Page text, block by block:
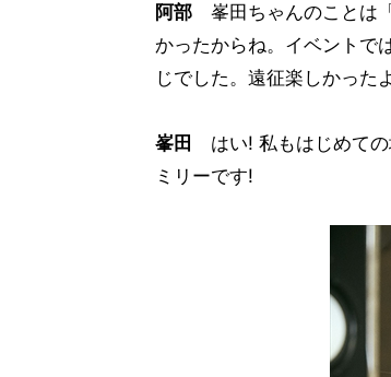
阿部 峯田ちゃんのことは
かったからね。イベントで
じでした。遠征楽しかった
峯田
はい! 私もはじめての
ミリーです!